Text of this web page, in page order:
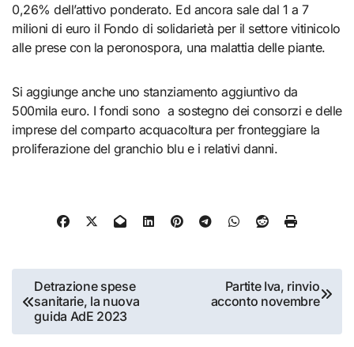
0,26% dell’attivo ponderato. Ed ancora sale dal 1 a 7
milioni di euro il Fondo di solidarietà per il settore vitinicolo
alle prese con la peronospora, una malattia delle piante.
Si aggiunge anche uno stanziamento aggiuntivo da
500mila euro. I fondi sono a sostegno dei consorzi e delle
imprese del comparto acquacoltura per fronteggiare la
proliferazione del granchio blu e i relativi danni.
Navigazione
articoli
Detrazione spese
sanitarie, la nuova
guida AdE 2023
Partite Iva, rinvio
acconto novembre